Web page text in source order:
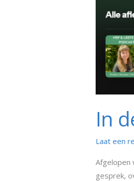
In
Laat een
Afgelopen
gesprek,